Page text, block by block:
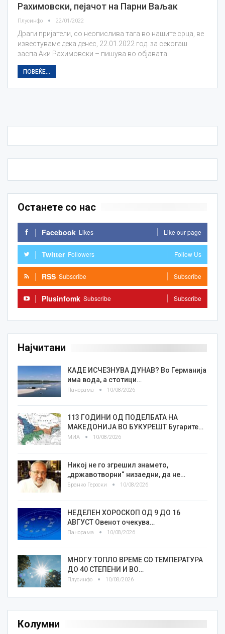
Рахимовски, пејачот на Парни Ваљак
Плусинфо 22/01/2022
Драги пријатели, со неопислива тага во нашите срца, ве
известуваме дека денес, 22.01.2022 год. за секогаш
заспа Аки Рахимовски – пишува во објавата.
ПОВЕЌЕ...
Останете со нас
Facebook Likes Like our page
Twitter Followers Follow Us
RSS Subscribe Subscribe
Plusinfomk Subscribe Subscribe
Најчитани
КАДЕ ИСЧЕЗНУВА ДУНАВ? Во Германија
има вода, а стотици…
Панорама 10/08/2026
113 ГОДИНИ ОД ПОДЕЛБАТА НА
МАКЕДОНИЈА ВО БУКУРЕШТ Бугарите…
МИА 10/08/2026
Никој не го згрешил знамето,
„државотворни“ низаедни, да не…
Бранко Героски 10/08/2026
НЕДЕЛЕН ХОРОСКОП ОД 9 ДО 16
АВГУСТ Овенот очекува…
Панорама 10/08/2026
МНОГУ ТОПЛО ВРЕМЕ СО ТЕМПЕРАТУРА
ДО 40 СТЕПЕНИ И ВО…
Плусинфо 10/08/2026
Колумни